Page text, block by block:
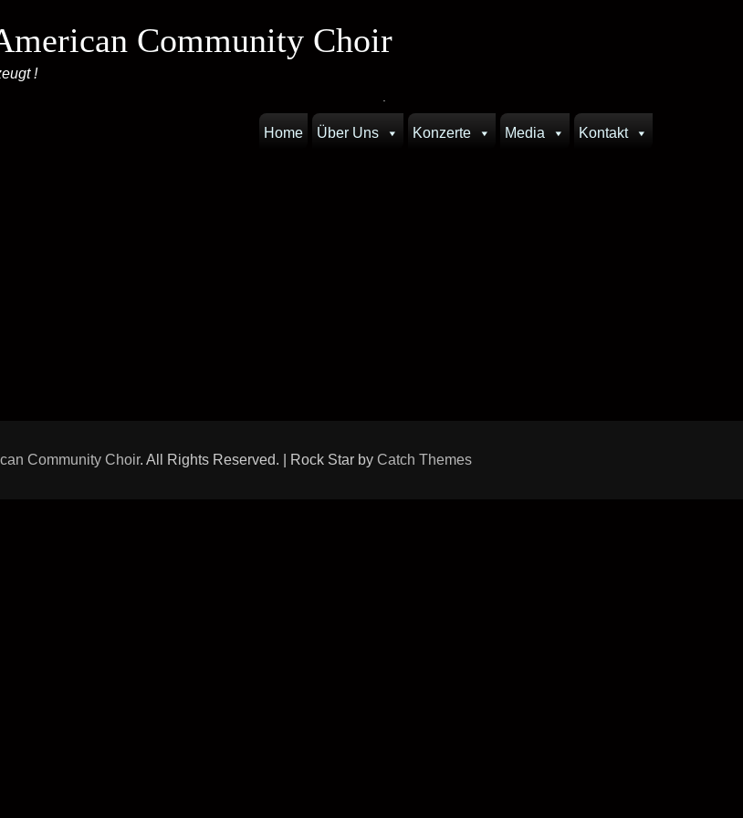
Community Choir
!
Home Über Uns Konzerte Media Kontakt
Community Choir. All Rights Reserved. | Rock Star by Catch Themes